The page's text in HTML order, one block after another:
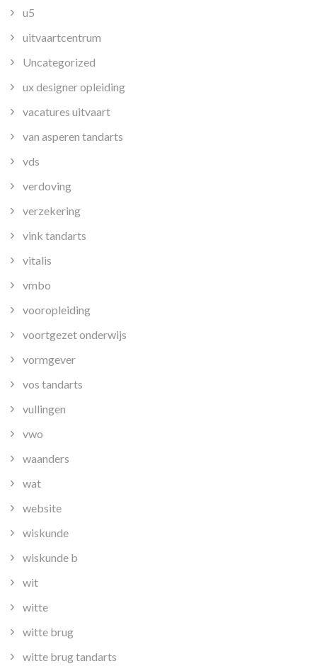
u5
uitvaartcentrum
Uncategorized
ux designer opleiding
vacatures uitvaart
van asperen tandarts
vds
verdoving
verzekering
vink tandarts
vitalis
vmbo
vooropleiding
voortgezet onderwijs
vormgever
vos tandarts
vullingen
vwo
waanders
wat
website
wiskunde
wiskunde b
wit
witte
witte brug
witte brug tandarts